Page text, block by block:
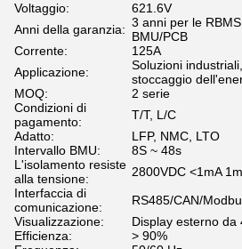
Voltaggio:
621.6V
Anni della garanzia: 3 anni per le
BMU/PCB
Corrente:
125A
Applicazione:
Soluzioni
stoccaggio
MOQ:
2 serie
Condizioni di
pagamento:
T/T, L/C
Adatto:
LFP, NMC, LTO
Intervallo BMU:
8S ~ 48s
L'isolamento resiste
alla tensione:
2800VDC <1mA
Interfaccia di
comunicazione:
RS485/CAN/
Visualizzazione:
Display esterno da
Efficienza:
> 90%